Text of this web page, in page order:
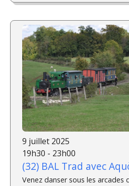
9 juillet 2025
19h30 - 23h00
(32) BAL Trad avec
Venez danser sous les arcades